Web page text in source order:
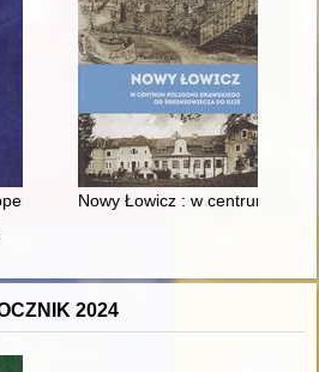
z rodu Ślązaka
Nowy Łowicz : w centrum
2024